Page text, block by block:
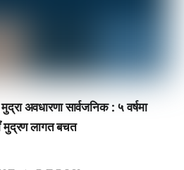
अवधारणा सार्वजनिक : ५ वर्षमा
मुद्रण लागत बचत